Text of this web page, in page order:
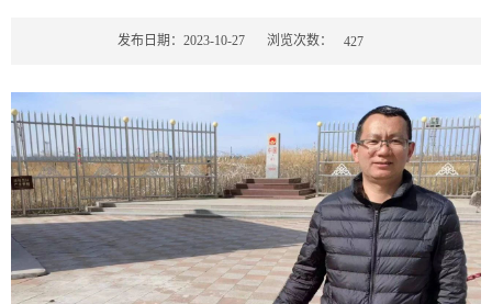
发布日期：2023-10-27 浏览次数： 427